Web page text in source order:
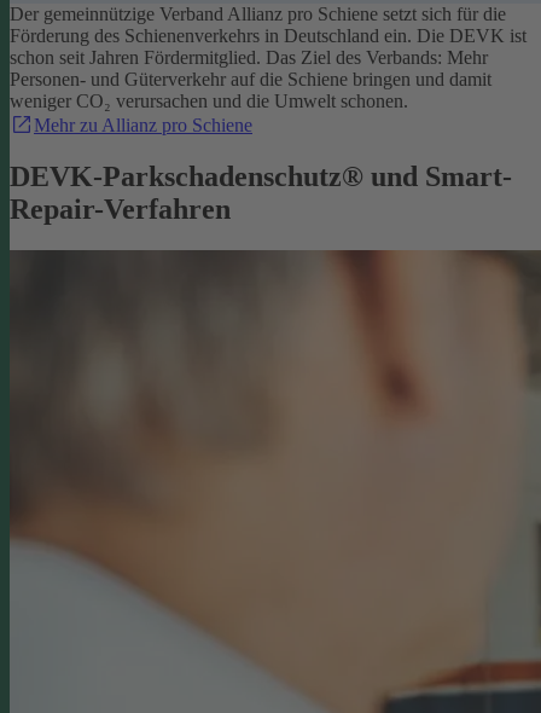
Der gemeinnützige Verband Allianz pro Schiene setzt sich für die
Förderung des Schienenverkehrs in Deutschland ein. Die DEVK ist
schon seit Jahren Fördermitglied. Das Ziel des Verbands: Mehr
Personen- und Güterverkehr auf die Schiene bringen und damit
weniger CO₂ verursachen und die Umwelt schonen.
Mehr zu Allianz pro Schiene
DEVK-Parkschadenschutz® und Smart-
Repair-Verfahren